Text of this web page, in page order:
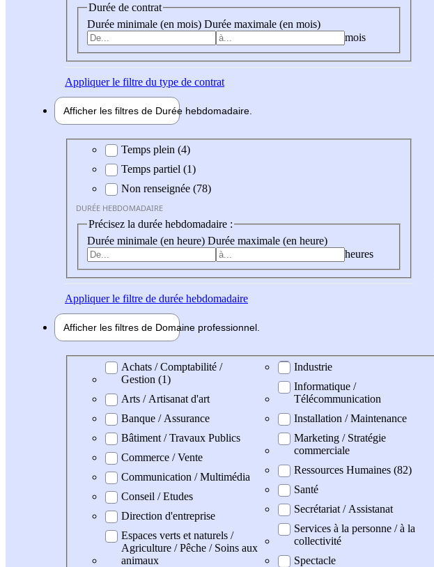
Durée de contrat
Durée minimale (en mois) Durée maximale (en mois)
mois
Appliquerle filtre du type de contrat
Afficher les filtres de Durée hebdomadaire
Durée hebdomadaire
Temps plein (4)
Temps partiel (1)
Non renseignée (78)
DURÉE HEBDOMADAIRE
Précisez la durée hebdomadaire :
Durée minimale (en heure) Durée maximale (en heure)
heures
Appliquerle filtre de durée hebdomadaire
Afficher les filtres de Domaine professionnel
Domaine professionel
Achats / Comptabilité /
Gestion (1)
Arts / Artisanat d'art
Banque / Assurance
Bâtiment / Travaux Publics
Commerce / Vente
Communication / Multimédia
Conseil / Etudes
Direction d'entreprise
Espaces verts et naturels /
Agriculture / Pêche / Soins aux
animaux
Industrie
Informatique /
Télécommunication
Installation / Maintenance
Marketing / Stratégie
commerciale
Ressources Humaines (82)
Santé
Secrétariat / Assistanat
Services à la personne / à la
collectivité
Spectacle